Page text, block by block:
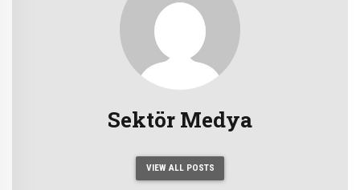
Sektör Medya
VIEW ALL POSTS